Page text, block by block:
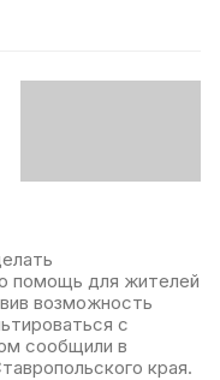
помощь для жителей
возможность
с
сообщили в
края.